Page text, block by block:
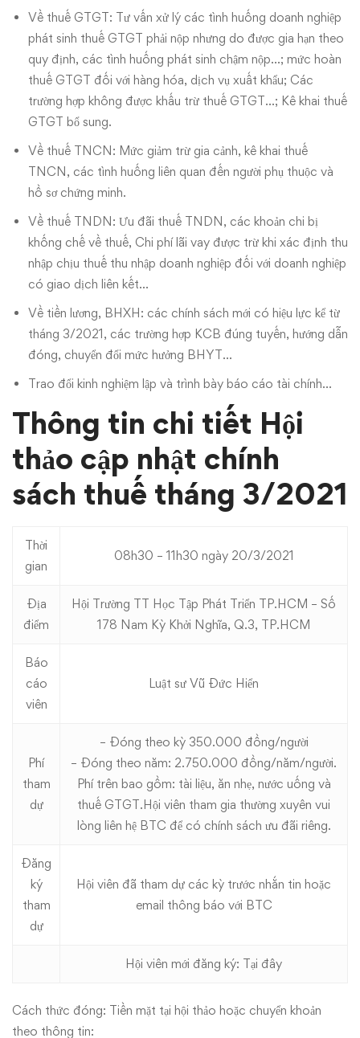
Về thuế GTGT: Tư vấn xử lý các tình huống doanh nghiệp
phát sinh thuế GTGT phải nộp nhưng do được gia hạn theo
quy định, các tình huống phát sinh chậm nộp…; mức hoàn
thuế GTGT đối với hàng hóa, dịch vụ xuất khẩu; Các
trường hợp không được khấu trừ thuế GTGT…; Kê khai thuế
GTGT bổ sung.
Về thuế TNCN: Mức giảm trừ gia cảnh, kê khai thuế
TNCN, các tình huống liên quan đến người phụ thuộc và
hồ sơ chứng minh.
Về thuế TNDN: Ưu đãi thuế TNDN, các khoản chi bị
khống chế về thuế, Chi phí lãi vay được trừ khi xác định thu
nhập chịu thuế thu nhập doanh nghiệp đối với doanh nghiệp
có giao dịch liên kết…
Về tiền lương, BHXH: các chính sách mới có hiệu lực kể từ
tháng 3/2021, các trường hợp KCB đúng tuyến, hướng dẫn
đóng, chuyển đổi mức hưởng BHYT…
Trao đổi kinh nghiệm lập và trình bày báo cáo tài chính…
Thông tin chi tiết Hội
thảo cập nhật chính
sách thuế tháng 3/2021
Thời
gian
08h30 – 11h30 ngày 20/3/2021
Địa
điểm
Hội Trường TT Học Tập Phát Triển TP.HCM – Số
178 Nam Kỳ Khởi Nghĩa, Q.3, TP.HCM
Báo
cáo
viên
Luật sư Vũ Đức Hiển
Phí
tham
dự
– Đóng theo kỳ 350.000 đồng/người
– Đóng theo năm: 2.750.000 đồng/năm/người.
Phí trên bao gồm: tài liệu, ăn nhẹ, nước uống và
thuế GTGT.Hội viên tham gia thường xuyên vui
lòng liên hệ BTC để có chính sách ưu đãi riêng.
Đăng
ký
tham
dự
Hội viên đã tham dự các kỳ trước nhắn tin hoặc
email thông báo với BTC
Hội viên mới đăng ký: Tại đây
Cách thức đóng: Tiền mặt tại hội thảo hoặc chuyển khoản
theo thông tin: